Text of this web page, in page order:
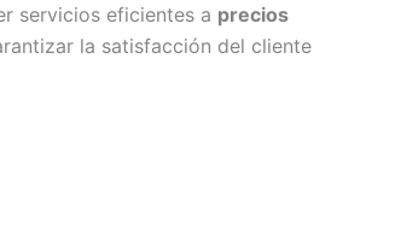
servicios eficientes a precios
la satisfacción del cliente